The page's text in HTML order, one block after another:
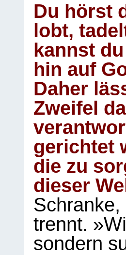
Du hörst
lobt,
kannst
hin auf
Daher
Zweifel
gerichtet
die zu
dieser
trennt.
sondern